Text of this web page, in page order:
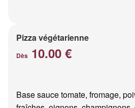
Pizza végétarienne
Dès 10.00 €
Base sauce tomate, fromage,